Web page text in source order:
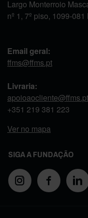
Largo Monterroio
nº 1, 7º piso, 1099-
Email geral:
ffms@ffms.pt
Livraria:
apoioaocliente@ffms.pt
+351 219 381 223
Ver no mapa
SIGA A FUNDAÇÃO